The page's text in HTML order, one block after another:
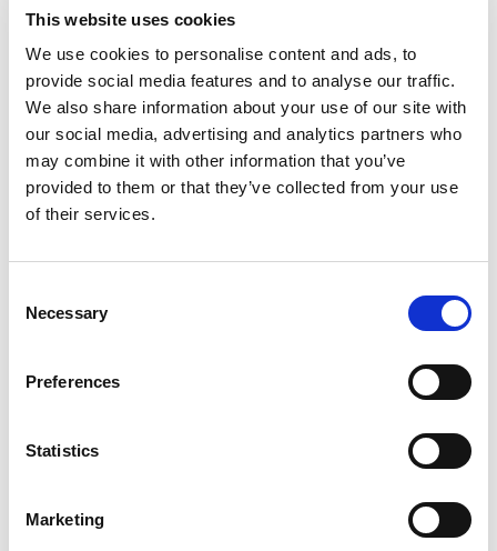
This website uses cookies
We use cookies to personalise content and ads, to
provide social media features and to analyse our traffic.
We also share information about your use of our site with
our social media, advertising and analytics partners who
may combine it with other information that you’ve
provided to them or that they’ve collected from your use
of their services.
Selection
Necessary
Preferences
Statistics
Marketing
Pasta gratinata con stick di guanciale
Negroni e mozzarella